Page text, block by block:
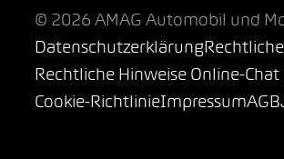
© 2026 AMAG Automobil und
Datenschutzerklärung
Rechtliche Hinweise Online-Chat
Cookie-RichtlinieImpressumAGB